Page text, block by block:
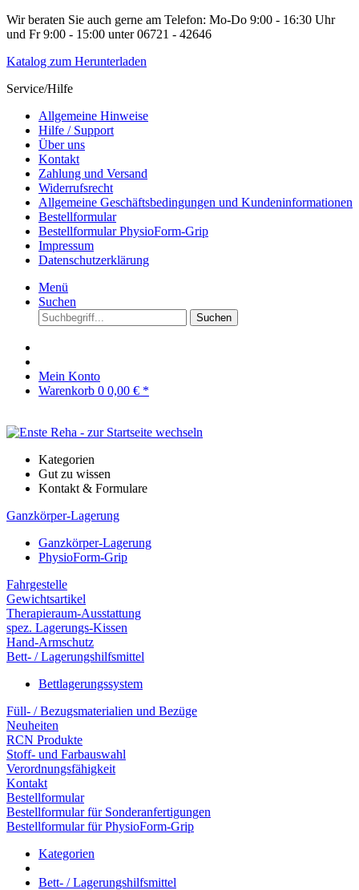
Wir beraten Sie auch gerne am Telefon: Mo-Do 9:00 - 16:30 Uhr
und Fr 9:00 - 15:00 unter 06721 - 42646
Katalog zum Herunterladen
Service/Hilfe
Allgemeine Hinweise
Hilfe / Support
Über uns
Kontakt
Zahlung und Versand
Widerrufsrecht
Allgemeine Geschäftsbedingungen und Kundeninformationen
Bestellformular
Bestellformular PhysioForm-Grip
Impressum
Datenschutzerklärung
Menü
Suchen
Suchen
Mein Konto
Warenkorb 0 0,00 € *
Kategorien
Gut zu wissen
Kontakt & Formulare
Ganzkörper-Lagerung
Ganzkörper-Lagerung
PhysioForm-Grip
Fahrgestelle
Gewichtsartikel
Therapieraum-Ausstattung
spez. Lagerungs-Kissen
Hand-Armschutz
Bett- / Lagerungshilfsmittel
Bettlagerungssystem
Füll- / Bezugsmaterialien und Bezüge
Neuheiten
RCN Produkte
Stoff- und Farbauswahl
Verordnungsfähigkeit
Kontakt
Bestellformular
Bestellformular für Sonderanfertigungen
Bestellformular für PhysioForm-Grip
Kategorien
Bett- / Lagerungshilfsmittel